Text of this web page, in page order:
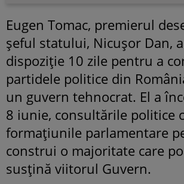
Eugen Tomac, premierul
șeful statului, Nicușor Dan,
dispoziție 10 zile pentru a
partidele politice din
un guvern tehnocrat. El a
8 iunie, consultările politice
formațiunile parlamentare
construi o majoritate care
susțină viitorul Guvern.